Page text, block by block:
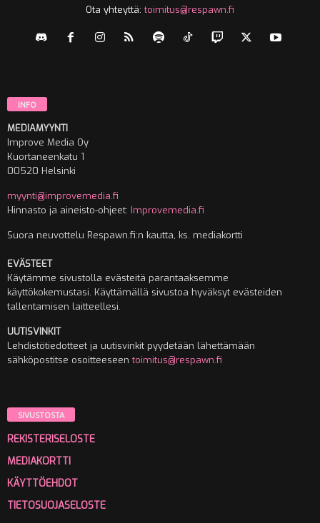
Ota yhteyttä:toimitus@respawn.fi
INFO
MEDIAMYYNTI
Improve Media Oy
Kuortaneenkatu 1
00520 Helsinki
myynti@improvemedia.fi
Hinnasto ja aineisto-ohjeet: Improvemedia.fi
Suora neuvottelu Respawn.fi:n kautta, ks. mediakortti
EVÄSTEET
Käytämme sivustolla evästeitä parantaaksemme
käyttökokemustasi. Käyttämällä sivustoa hyväksyt evästeiden
tallentamisen laitteellesi.
UUTISVINKIT
Lehdistötiedotteet ja uutisvinkit pyydetään lähettämään
sähköpostitse osoitteeseentoimitus@respawn.fi
SIVUSTOSTA
REKISTERISELOSTE
MEDIAKORTTI
KÄYTTÖEHDOT
TIETOSUOJASELOSTE